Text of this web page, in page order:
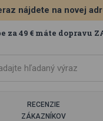
nájdete na novej
za 49 € máte dopravu
RECENZIE
ZÁKAZNÍKOV